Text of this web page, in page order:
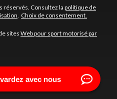
réservés. Consultez la politique de
Choix de consentement.
sitesWeb pour sport motorisé par